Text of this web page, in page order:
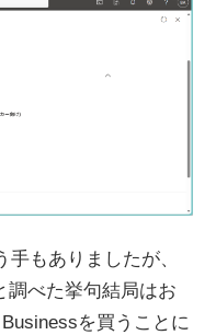
もありましたが、
調べた挙句結局はお
を買うことに